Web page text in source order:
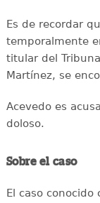
Es de recordar
temporalmente
titular del
Martínez, se
Acevedo es
doloso.
Sobre el caso
El caso